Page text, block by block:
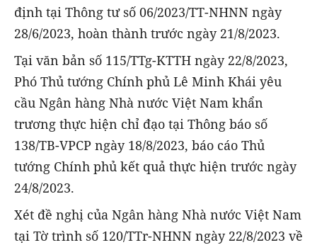
định tại Thông tư số 06/2023/TT-NHNN ngày
28/6/2023, hoàn thành trước ngày 21/8/2023.
Tại văn bản số 115/TTg-KTTH ngày 22/8/2023,
Phó Thủ tướng Chính phủ Lê Minh Khái yêu
cầu Ngân hàng Nhà nước Việt Nam khẩn
trương thực hiện chỉ đạo tại Thông báo số
138/TB-VPCP ngày 18/8/2023, báo cáo Thủ
tướng Chính phủ kết quả thực hiện trước ngày
24/8/2023.
Xét đề nghị của Ngân hàng Nhà nước Việt Nam
tại Tờ trình số 120/TTr-NHNN ngày 22/8/2023 về